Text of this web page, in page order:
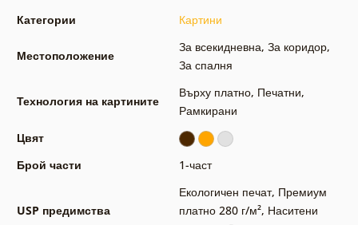
Категории Картини
Местоположение
За всекидневна, За коридор,
За спалня
Технология на картините
Върху платно, Печатни,
Рамкирани
Цвят
Брой части
1-част
USP предимства
Екологичен печат, Премиум
платно 280 г/м², Наситени